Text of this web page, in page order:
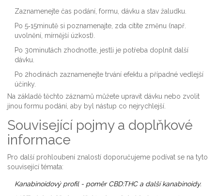
Zaznamenejte čas podání, formu, dávku a stav žaludku.
Po 5‑15minutě si poznamenajte, zda cítíte změnu (např.
uvolnění, mírnější úzkost).
Po 30minutách zhodnoťte, jestli je potřeba doplnit další
dávku.
Po 2hodinách zaznamenejte trvání efektu a případné vedlejší
účinky.
Na základě těchto záznamů můžete upravit dávku nebo zvolit
jinou formu podání, aby byl nástup co nejrychlejší.
Související pojmy a doplňkové
informace
Pro další prohloubení znalostí doporučujeme podívat se na tyto
související témata:
Kanabinoidový profil- poměr CBD:THC a další kanabinoidy.